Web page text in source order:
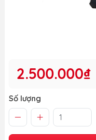
2.500.000₫
Số lượng